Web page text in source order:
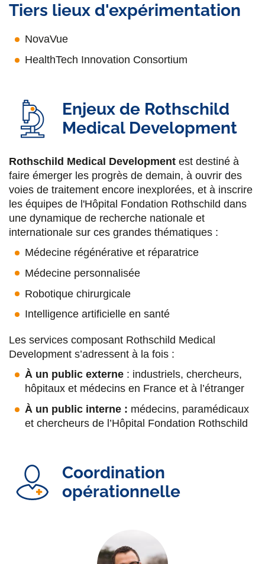
Tiers lieux d'expérimentation
NovaVue
HealthTech Innovation Consortium
Enjeux de Rothschild
Medical Development
Rothschild Medical Development est destiné à
faire émerger les progrès de demain, à ouvrir des
voies de traitement encore inexplorées, et à inscrire
les équipes de l'Hôpital Fondation Rothschild dans
une dynamique de recherche nationale et
internationale sur ces grandes thématiques :
Médecine régénérative et réparatrice
Médecine personnalisée
Robotique chirurgicale
Intelligence artificielle en santé
Les services composant Rothschild Medical
Development s’adressent à la fois :
À un public externe : industriels, chercheurs,
hôpitaux et médecins en France et à l’étranger
À un public interne : médecins, paramédicaux
et chercheurs de l’Hôpital Fondation Rothschild
Coordination
opérationnelle